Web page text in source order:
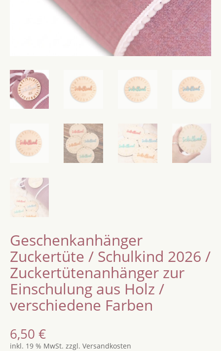
Geschenkanhänger
Zuckertüte / Schulkind 2026 /
Zuckertütenanhänger zur
Einschulung aus Holz /
verschiedene Farben
6,50 €
inkl. 19 % MwSt. zzgl. Versandkosten